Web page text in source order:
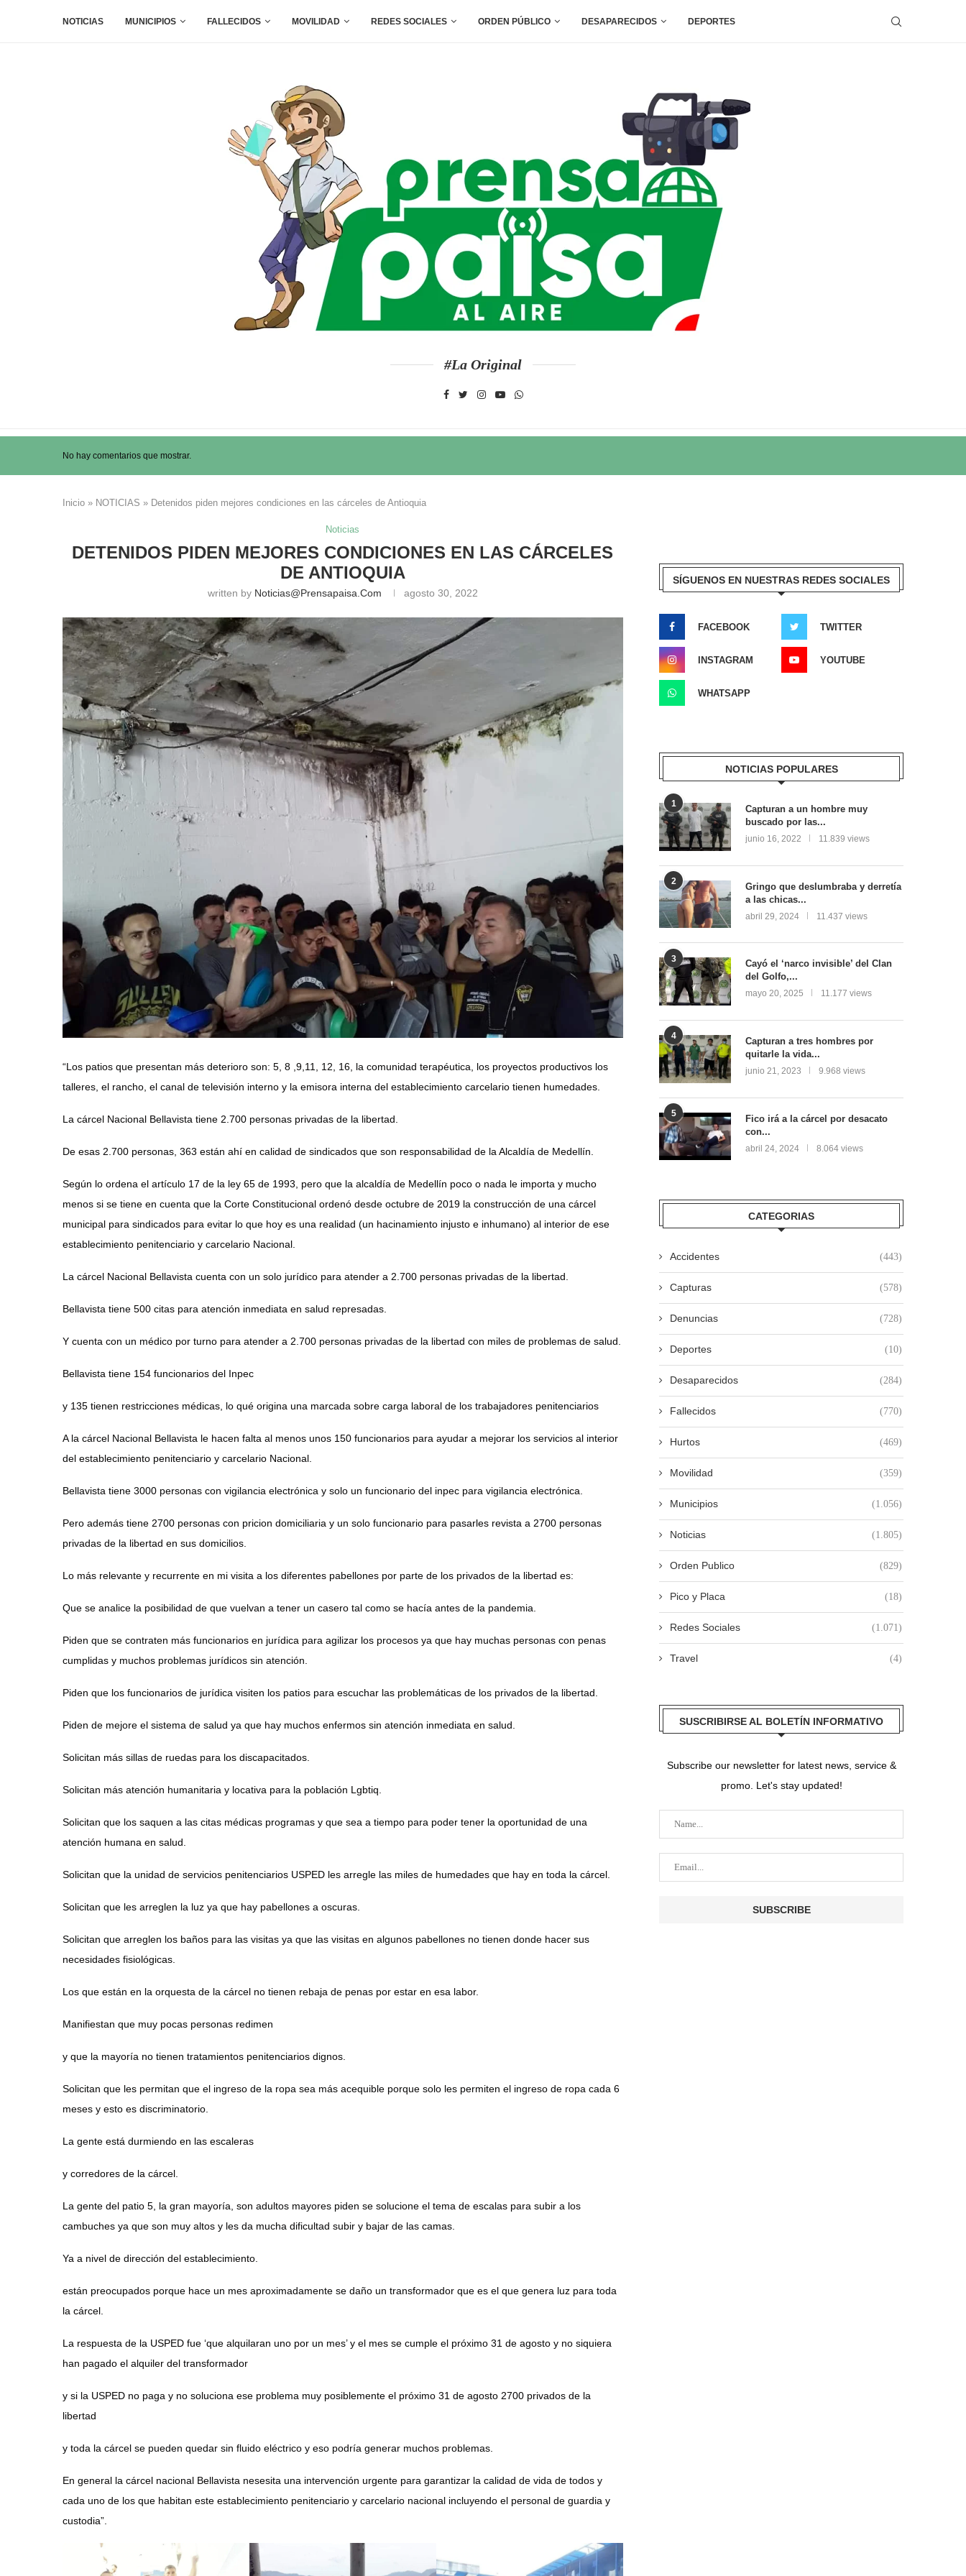
NOTICIAS MUNICIPIOS FALLECIDOS MOVILIDAD REDES SOCIALES ORDEN PÚBLICO DESAPARECIDOS DEPORTES
#La Original
No hay comentarios que mostrar.
Inicio » NOTICIAS » Detenidos piden mejores condiciones en las cárceles de Antioquia
Noticias
DETENIDOS PIDEN MEJORES CONDICIONES EN LAS CÁRCELES
DE ANTIOQUIA
written by Noticias@prensapaisa.com agosto 30, 2022
“Los patios que presentan más deterioro son: 5, 8 ,9,11, 12, 16, la comunidad terapéutica, los proyectos productivos los
talleres, el rancho, el canal de televisión interno y la emisora interna del establecimiento carcelario tienen humedades.
La cárcel Nacional Bellavista tiene 2.700 personas privadas de la libertad.
De esas 2.700 personas, 363 están ahí en calidad de sindicados que son responsabilidad de la Alcaldía de Medellín.
Según lo ordena el artículo 17 de la ley 65 de 1993, pero que la alcaldía de Medellín poco o nada le importa y mucho
menos si se tiene en cuenta que la Corte Constitucional ordenó desde octubre de 2019 la construcción de una cárcel
municipal para sindicados para evitar lo que hoy es una realidad (un hacinamiento injusto e inhumano) al interior de ese
establecimiento penitenciario y carcelario Nacional.
La cárcel Nacional Bellavista cuenta con un solo jurídico para atender a 2.700 personas privadas de la libertad.
Bellavista tiene 500 citas para atención inmediata en salud represadas.
Y cuenta con un médico por turno para atender a 2.700 personas privadas de la libertad con miles de problemas de salud.
Bellavista tiene 154 funcionarios del Inpec
y 135 tienen restricciones médicas, lo qué origina una marcada sobre carga laboral de los trabajadores penitenciarios
A la cárcel Nacional Bellavista le hacen falta al menos unos 150 funcionarios para ayudar a mejorar los servicios al interior
del establecimiento penitenciario y carcelario Nacional.
Bellavista tiene 3000 personas con vigilancia electrónica y solo un funcionario del inpec para vigilancia electrónica.
Pero además tiene 2700 personas con pricion domiciliaria y un solo funcionario para pasarles revista a 2700 personas
privadas de la libertad en sus domicilios.
Lo más relevante y recurrente en mi visita a los diferentes pabellones por parte de los privados de la libertad es:
Que se analice la posibilidad de que vuelvan a tener un casero tal como se hacía antes de la pandemia.
Piden que se contraten más funcionarios en jurídica para agilizar los procesos ya que hay muchas personas con penas
cumplidas y muchos problemas jurídicos sin atención.
Piden que los funcionarios de jurídica visiten los patios para escuchar las problemáticas de los privados de la libertad.
Piden de mejore el sistema de salud ya que hay muchos enfermos sin atención inmediata en salud.
Solicitan más sillas de ruedas para los discapacitados.
Solicitan más atención humanitaria y locativa para la población Lgbtiq.
Solicitan que los saquen a las citas médicas programas y que sea a tiempo para poder tener la oportunidad de una
atención humana en salud.
Solicitan que la unidad de servicios penitenciarios USPED les arregle las miles de humedades que hay en toda la cárcel.
Solicitan que les arreglen la luz ya que hay pabellones a oscuras.
Solicitan que arreglen los baños para las visitas ya que las visitas en algunos pabellones no tienen donde hacer sus
necesidades fisiológicas.
Los que están en la orquesta de la cárcel no tienen rebaja de penas por estar en esa labor.
Manifiestan que muy pocas personas redimen
y que la mayoría no tienen tratamientos penitenciarios dignos.
Solicitan que les permitan que el ingreso de la ropa sea más acequible porque solo les permiten el ingreso de ropa cada 6
meses y esto es discriminatorio.
La gente está durmiendo en las escaleras
y corredores de la cárcel.
La gente del patio 5, la gran mayoría, son adultos mayores piden se solucione el tema de escalas para subir a los
cambuches ya que son muy altos y les da mucha dificultad subir y bajar de las camas.
Ya a nivel de dirección del establecimiento.
están preocupados porque hace un mes aproximadamente se daño un transformador que es el que genera luz para toda
la cárcel.
La respuesta de la USPED fue ‘que alquilaran uno por un mes’ y el mes se cumple el próximo 31 de agosto y no siquiera
han pagado el alquiler del transformador
y si la USPED no paga y no soluciona ese problema muy posiblemente el próximo 31 de agosto 2700 privados de la
libertad
y toda la cárcel se pueden quedar sin fluido eléctrico y eso podría generar muchos problemas.
En general la cárcel nacional Bellavista nesesita una intervención urgente para garantizar la calidad de vida de todos y
cada uno de los que habitan este establecimiento penitenciario y carcelario nacional incluyendo el personal de guardia y
custodia”.
SÍGUENOS EN NUESTRAS REDES SOCIALES
FACEBOOK TWITTER
INSTAGRAM YOUTUBE
WHATSAPP
NOTICIAS POPULARES
1
Capturan a un hombre muy
buscado por las...
junio 16, 2022 11.839 views
2
Gringo que deslumbraba y derretía
a las chicas...
abril 29, 2024 11.437 views
3
Cayó el ‘narco invisible’ del Clan
del Golfo,...
mayo 20, 2025 11.177 views
4
Capturan a tres hombres por
quitarle la vida...
junio 21, 2023 9.968 views
5
Fico irá a la cárcel por desacato
con...
abril 24, 2024 8.064 views
CATEGORIAS
Accidentes (443)
Capturas (578)
Denuncias (728)
Deportes (10)
Desaparecidos (284)
Fallecidos (770)
Hurtos (469)
Movilidad (359)
Municipios (1.056)
Noticias (1.805)
Orden Publico (829)
Pico y Placa (18)
Redes Sociales (1.071)
Travel (4)
SUSCRIBIRSE AL BOLETÍN INFORMATIVO
Subscribe our newsletter for latest news, service &
promo. Let's stay updated!